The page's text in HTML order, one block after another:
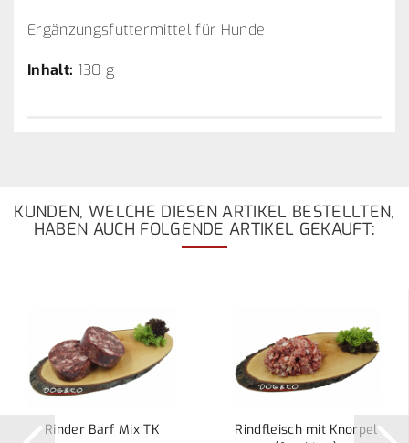
Ergänzungsfuttermittel für Hunde
Inhalt: 130 g
KUNDEN, WELCHE DIESEN ARTIKEL BESTELLTEN,
HABEN AUCH FOLGENDE ARTIKEL GEKAUFT:
Rinder Barf Mix TK
Rindfleisch mit Knorpel